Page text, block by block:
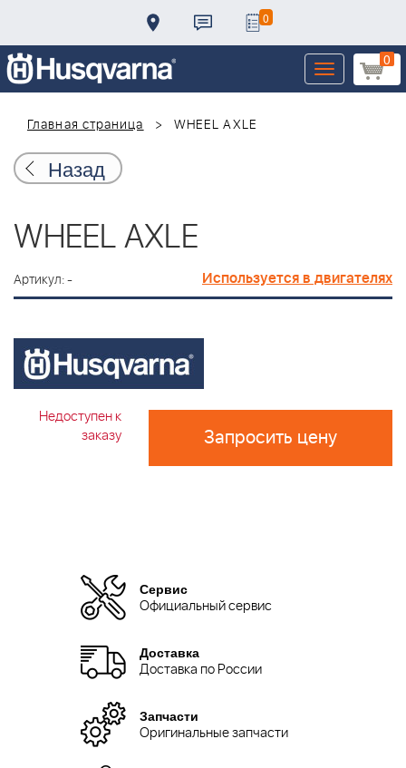
0
0
Toggle
navigation
Главная страница
WHEEL AXLE
Назад
WHEEL AXLE
Артикул: - Используется в двигателях
Недоступен к
заказу
Запросить цену
Сервис
Официальный сервис
Доставка
Доставка по России
Запчасти
Оригинальные запчасти